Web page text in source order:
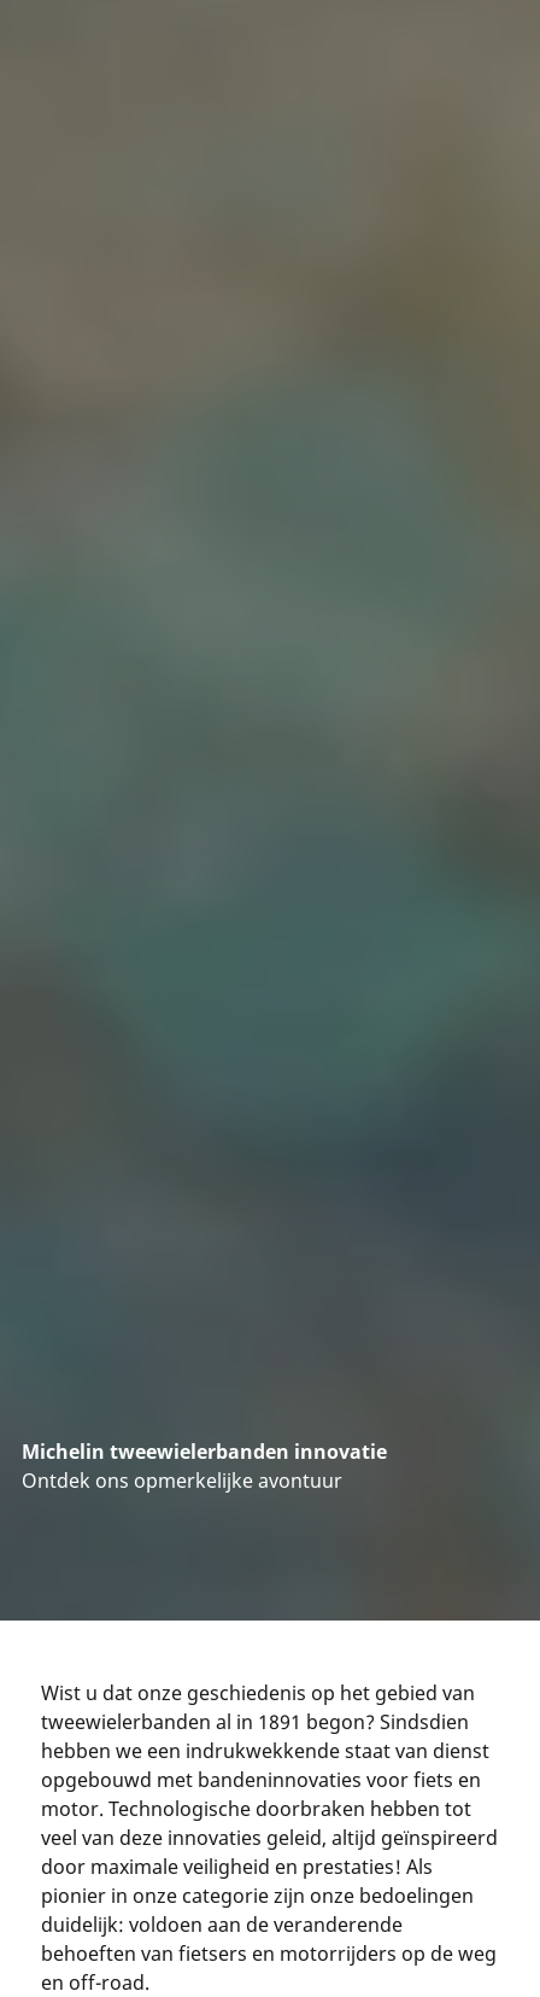
Michelin tweewielerbanden innovatie
Ontdek ons opmerkelijke avontuur
Wist u dat onze geschiedenis op het gebied van
tweewielerbanden al in 1891 begon? Sindsdien
hebben we een indrukwekkende staat van dienst
opgebouwd met bandeninnovaties voor fiets en
motor. Technologische doorbraken hebben tot
veel van deze innovaties geleid, altijd geïnspireerd
door maximale veiligheid en prestaties! Als
pionier in onze categorie zijn onze bedoelingen
duidelijk: voldoen aan de veranderende
behoeften van fietsers en motorrijders op de weg
en off-road.